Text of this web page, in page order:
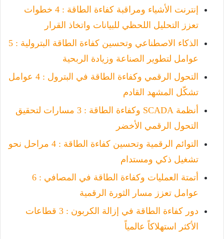
إنترنت الأشياء ومراقبة كفاءة الطاقة : 4 خطوات
تعزز التحليل اللحظي للبيانات واتخاذ القرار
الذكاء الاصطناعي وتحسين كفاءة الطاقة البترولية : 5
عوامل لتطوير الصناعة وزيادة الربحية
التحول الرقمي وكفاءة الطاقة في البترول : 4 عوامل
تشكّل المشهد القادم
أنظمة SCADA وكفاءة الطاقة : 3 مسارات لتحقيق
التحول الرقمي الأخضر
التوائم الرقمية وتحسين كفاءة الطاقة : 4 مراحل نحو
تشغيل ذكي ومستدام
أتمتة العمليات وكفاءة الطاقة في المصافي : 6
عوامل تعزز مسار الثورة الرقمية
دور كفاءة الطاقة في إزالة الكربون : 3 قطاعات
الأكثر استهلاكاً عالمياً